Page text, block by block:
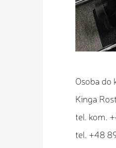
Osoba do
Kinga
tel. kom.
tel. +48